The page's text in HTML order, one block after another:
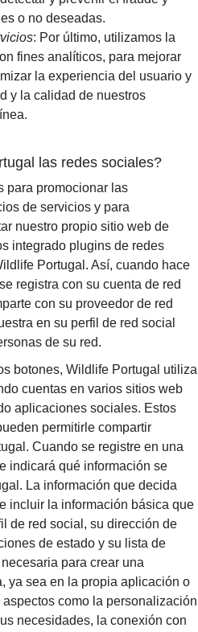
o no deseadas.
: Por último, utilizamos la
fines analíticos, para mejorar
la experiencia del usuario y
y la calidad de nuestros
las redes sociales?
para promocionar las
de servicios y para
nuestro propio sitio web de
integrado plugins de redes
Portugal. Así, cuando hace
registra con su cuenta de red
con su proveedor de red
en su perfil de red social
de su red.
botones, Wildlife Portugal utiliza
cuentas en varios sitios web
aplicaciones sociales. Estos
permitirle compartir
Cuando se registre en una
indicará qué información se
La información que decida
incluir la información básica que
de red social, su dirección de
de estado y su lista de
para crear una
ya sea en la propia aplicación o
como la personalización
necesidades, la conexión con